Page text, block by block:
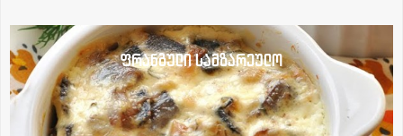
ფრანგული სამზარეულო